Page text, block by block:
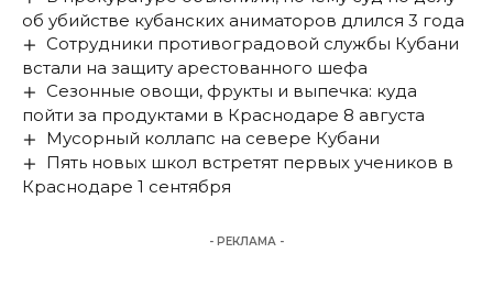
об убийстве кубанских аниматоров длился 3 года
Сотрудники противоградовой службы Кубани
встали на защиту арестованного шефа
Сезонные овощи, фрукты и выпечка: куда
пойти за продуктами в Краснодаре 8 августа
Мусорный коллапс на севере Кубани
Пять новых школ встретят первых учеников в
Краснодаре 1 сентября
- РЕКЛАМА -